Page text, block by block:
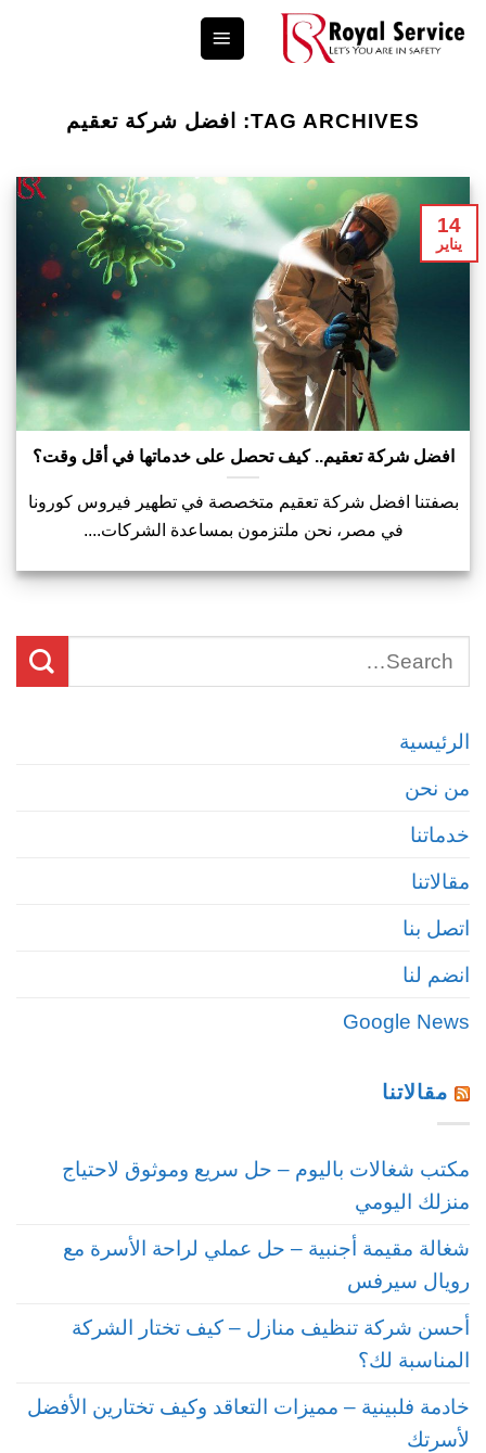
TAG ARCHIVES:
افضل شركة تعقيم
الرئيسية
من نحن
خدماتنا
مقالاتنا
اتصل بنا
انضم لنا
Google News
مقالاتنا
مكتب شغالات باليوم – حل سريع وموثوق لاحتياج
منزلك اليومي
شغالة مقيمة أجنبية – حل عملي لراحة الأسرة مع
رويال سيرفس
أحسن شركة تنظيف منازل – كيف تختار الشركة
المناسبة لك؟
خادمة فلبينية – مميزات التعاقد وكيف تختارين الأفضل
لأسرتك
افضل شركة تعقيم.. كيف تحصل على خدماتها في أقل وقت؟
بصفتنا افضل شركة تعقيم متخصصة في تطهير فيروس كورونا
في مصر، نحن ملتزمون بمساعدة الشركات....
14
يناير